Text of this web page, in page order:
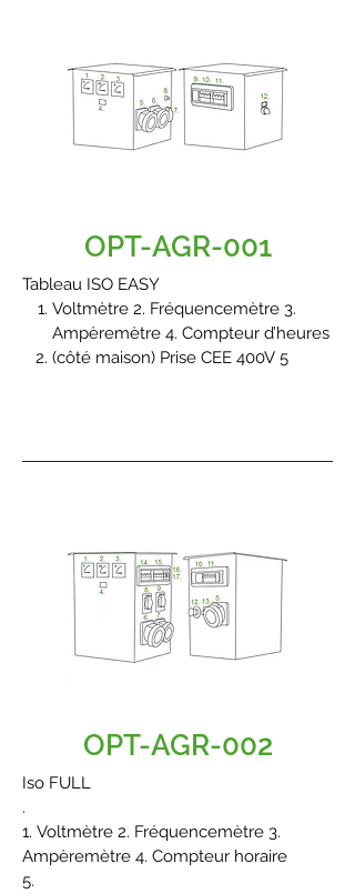
OPT-AGR-001
Tableau ISO EASY
Voltmètre 2. Fréquencemètre 3.
Ampèremètre 4. Compteur d’heures
(côté maison) Prise CEE 400V 5
» et bobine de déclenchement
(côté terrain) Prise schuko 230V avec
(8.) disjoncteur de protection 16A
Isolateur de contrôle 12. Sélecteur
manuel 1/0/2 (maison/terrain)
OPT-AGR-002
Iso FULL
.
1. Voltmètre 2. Fréquencemètre 3.
Ampèremètre 4. Compteur horaire
5.